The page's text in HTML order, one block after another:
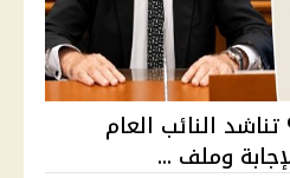
ريم طالبة الـ4% تناشد النائب العام
وملف ...